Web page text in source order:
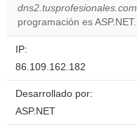
dns2.tusprofesionales.com
programación es ASP.NET.
IP:
86.109.162.182
Desarrollado por:
ASP.NET